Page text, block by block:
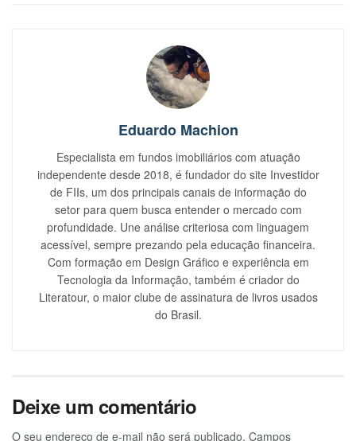
Eduardo Machion
Especialista em fundos imobiliários com atuação
independente desde 2018, é fundador do site Investidor
de FIIs, um dos principais canais de informação do
setor para quem busca entender o mercado com
profundidade. Une análise criteriosa com linguagem
acessível, sempre prezando pela educação financeira.
Com formação em Design Gráfico e experiência em
Tecnologia da Informação, também é criador do
Literatour, o maior clube de assinatura de livros usados
do Brasil.
Deixe um comentário
O seu endereço de e-mail não será publicado. Campos